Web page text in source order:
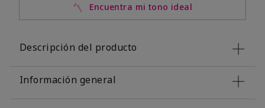
Encuentra mi tono ideal
Descripción del producto
Información general